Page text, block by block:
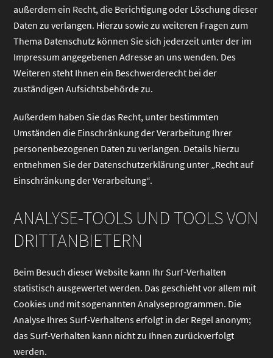
außerdem ein Recht, die Berichtigung oder Löschung dieser
Daten zu verlangen. Hierzu sowie zu weiteren Fragen zum
Thema Datenschutz können Sie sich jederzeit unter der im
Impressum angegebenen Adresse an uns wenden. Des
Weiteren steht Ihnen ein Beschwerderecht bei der
zuständigen Aufsichtsbehörde zu.
Außerdem haben Sie das Recht, unter bestimmten
Umständen die Einschränkung der Verarbeitung Ihrer
personenbezogenen Daten zu verlangen. Details hierzu
entnehmen Sie der Datenschutzerklärung unter „Recht auf
Einschränkung der Verarbeitung“.
ANALYSE-TOOLS UND TOOLS VON
DRITTANBIETERN
Beim Besuch dieser Website kann Ihr Surf-Verhalten
statistisch ausgewertet werden. Das geschieht vor allem mit
Cookies und mit sogenannten Analyseprogrammen. Die
Analyse Ihres Surf-Verhaltens erfolgt in der Regel anonym;
das Surf-Verhalten kann nicht zu Ihnen zurückverfolgt
werden.